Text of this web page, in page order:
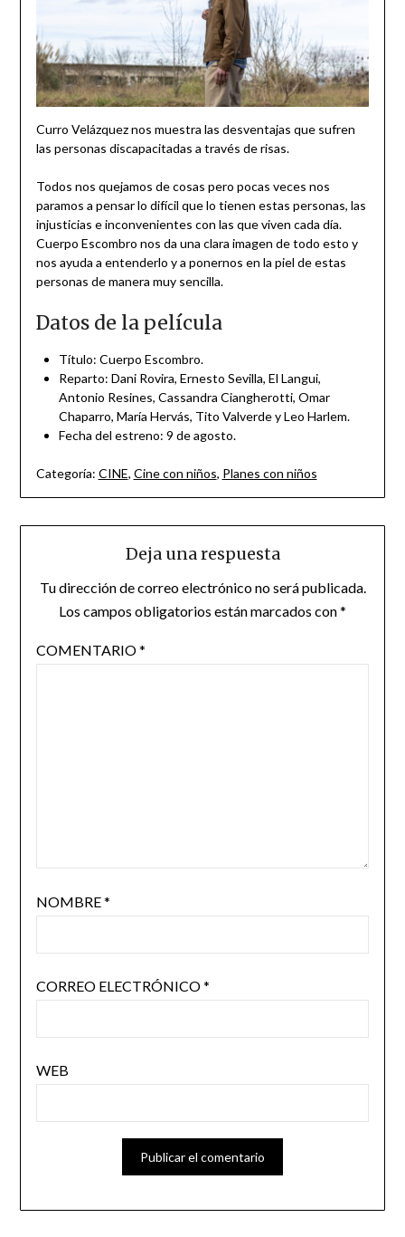
Curro Velázquez nos muestra las desventajas que sufren
las personas discapacitadas a través de risas.
Todos nos quejamos de cosas pero pocas veces nos
paramos a pensar lo difícil que lo tienen estas personas, las
injusticias e inconvenientes con las que viven cada día.
Cuerpo Escombro nos da una clara imagen de todo esto y
nos ayuda a entenderlo y a ponernos en la piel de estas
personas de manera muy sencilla.
Datos de la película
Título: Cuerpo Escombro.
Reparto: Dani Rovira, Ernesto Sevilla, El Langui,
Antonio Resines, Cassandra Ciangherotti, Omar
Chaparro, María Hervás, Tito Valverde y Leo Harlem.
Fecha del estreno: 9 de agosto.
Categoría: CINE, Cine con niños, Planes con niños
Deja una respuesta
Tu dirección de correo electrónico no será publicada.
Los campos obligatorios están marcados con*
COMENTARIO*
NOMBRE*
CORREO ELECTRÓNICO*
WEB